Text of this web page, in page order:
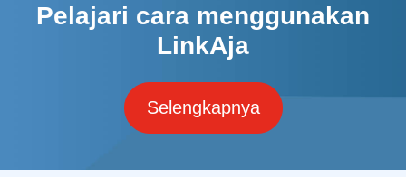
Pelajari cara menggunakan
LinkAja
Selengkapnya